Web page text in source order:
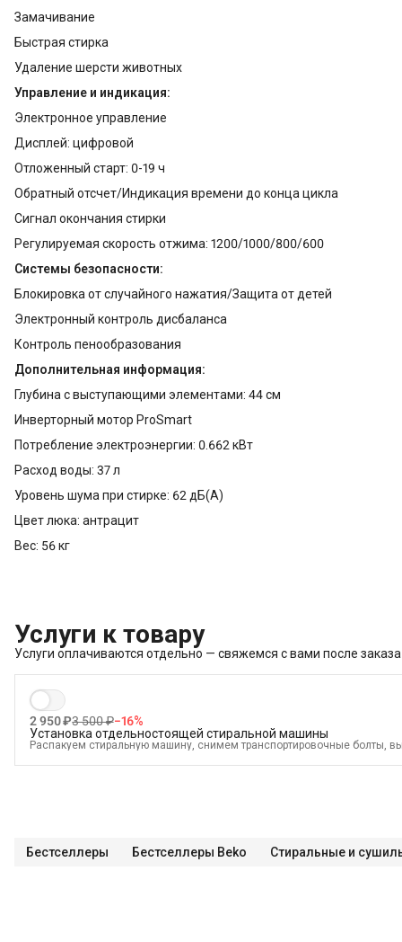
Замачивание
Быстрая стирка
Удаление шерсти животных
Управление и индикация:
Электронное управление
Дисплей: цифровой
Отложенный старт: 0-19 ч
Обратный отсчет/Индикация времени до конца цикла
Сигнал окончания стирки
Регулируемая скорость отжима: 1200/1000/800/600
Системы безопасности:
Блокировка от случайного нажатия/Защита от детей
Электронный контроль дисбаланса
Контроль пенообразования
Дополнительная информация:
Глубина с выступающими элементами: 44 см
Инверторный мотор ProSmart
Потребление электроэнергии: 0.662 кВт
Расход воды: 37 л
Уровень шума при стирке: 62 дБ(А)
Цвет люка: антрацит
Вес: 56 кг
Услуги к товару
Услуги оплачиваются отдельно — свяжемся с вами после
2 950 ₽3 500 ₽−16%
Установка отдельностоящей стиральной машины
Распакуем стиральную машину, снимем транспортировочные болты,
В стоимость входит:
Подключение техники к готовым точкам водоснабжения
Бестселлеры Бестселлеры Beko Стиральные и